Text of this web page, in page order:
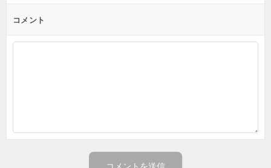
コメント